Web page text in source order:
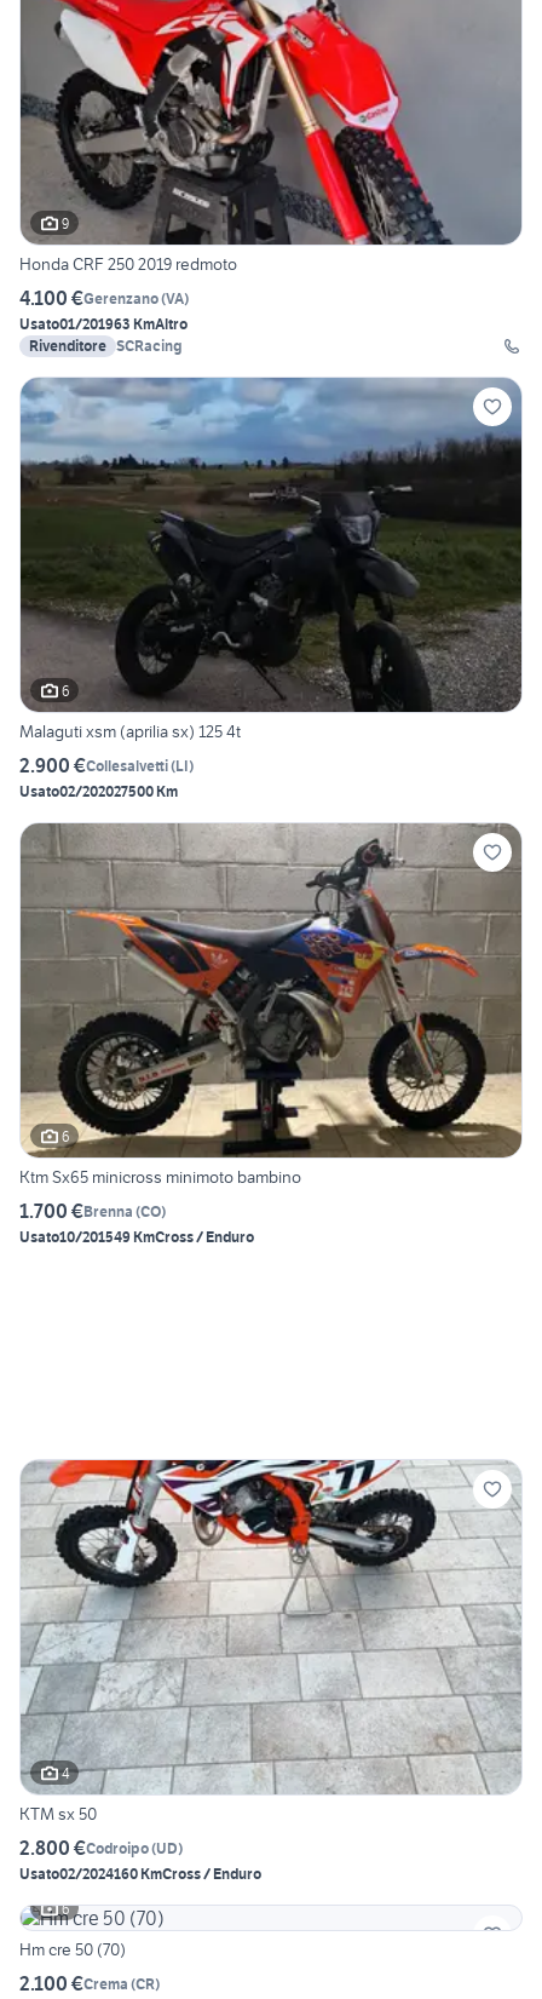
9
Honda CRF 250 2019 redmoto
4.100 €Gerenzano(VA)
Usato01/201963 KmAltro
Rivenditore SCRacing
6
Malaguti xsm (aprilia sx) 125 4t
2.900 €Collesalvetti(LI)
Usato02/202027500 Km
6
Ktm Sx65 minicross minimoto bambino
1.700 €Brenna (CO)
Usato10/201549 KmCross / Enduro
4
KTM sx 50
2.800 €Codroipo(UD)
Usato02/2024160 KmCross / Enduro
6
Hm cre 50 (70)
2.100 €Crema (CR)